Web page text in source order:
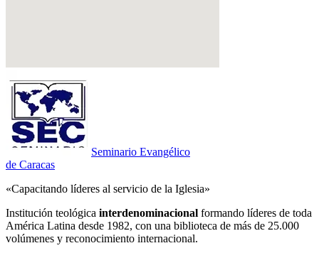
Seminario Evangélico
de Caracas
«Capacitando líderes al servicio de la Iglesia»
Institución teológica interdenominacional formando líderes de toda
América Latina desde 1982, con una biblioteca de más de 25.000
volúmenes y reconocimiento internacional.